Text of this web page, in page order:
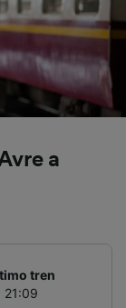
a
tren
21:09
su
en un
y
de
de